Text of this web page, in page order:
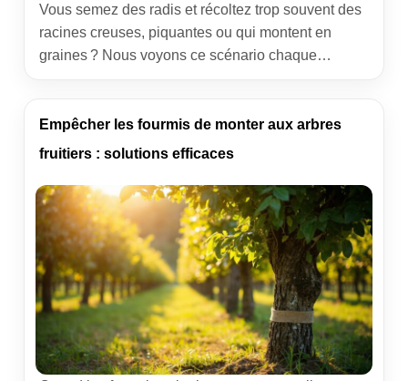
Vous semez des radis et récoltez trop souvent des
racines creuses, piquantes ou qui montent en
graines ? Nous voyons ce scénario chaque
terrain, on obtient des bottes régulières en 28 jours.
Voici notre conduite de semis, telle que nous la
Empêcher les fourmis de monter aux arbres
fruitiers : solutions efficaces